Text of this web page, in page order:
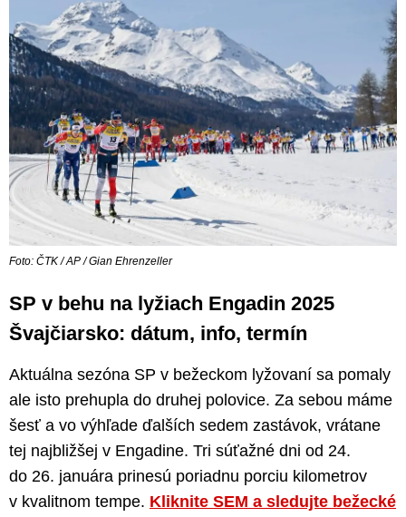
Foto: ČTK / AP / Gian Ehrenzeller
SP v behu na lyžiach Engadin 2025
Švajčiarsko: dátum, info, termín
Aktuálna sezóna SP v bežeckom lyžovaní sa pomaly
ale isto prehupla do druhej polovice. Za sebou máme
šesť a vo výhľade ďalších sedem zastávok, vrátane
tej najbližšej v Engadine. Tri súťažné dni od 24.
do 26. januára prinesú poriadnu porciu kilometrov
v kvalitnom tempe. Kliknite SEM a sledujte bežecké